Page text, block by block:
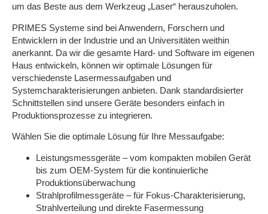
um das Beste aus dem Werkzeug „Laser“ herauszuholen.
PRIMES Systeme sind bei Anwendern, Forschern und
Entwicklern in der Industrie und an Universitäten weithin
anerkannt. Da wir die gesamte Hard- und Software im eigenen
Haus entwickeln, können wir optimale Lösungen für
verschiedenste Lasermessaufgaben und
Systemcharakterisierungen anbieten. Dank standardisierter
Schnittstellen sind unsere Geräte besonders einfach in
Produktionsprozesse zu integrieren.
Wählen Sie die optimale Lösung für Ihre Messaufgabe:
Leistungsmessgeräte – vom kompakten mobilen Gerät
bis zum OEM-System für die kontinuierliche
Produktionsüberwachung
Strahlprofilmessgeräte – für Fokus-Charakterisierung,
Strahlverteilung und direkte Fasermessung